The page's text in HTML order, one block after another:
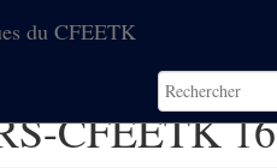
du CFEETK
CFEETK